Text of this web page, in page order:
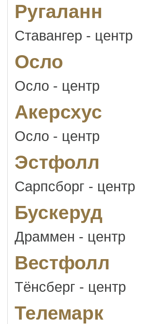
Ругаланн
Ставангер - центр
Осло
Осло - центр
Акерсхус
Осло - центр
Эстфолл
Сарпсборг - центр
Бускеруд
Драммен - центр
Вестфолл
Тёнсберг - центр
Телемарк